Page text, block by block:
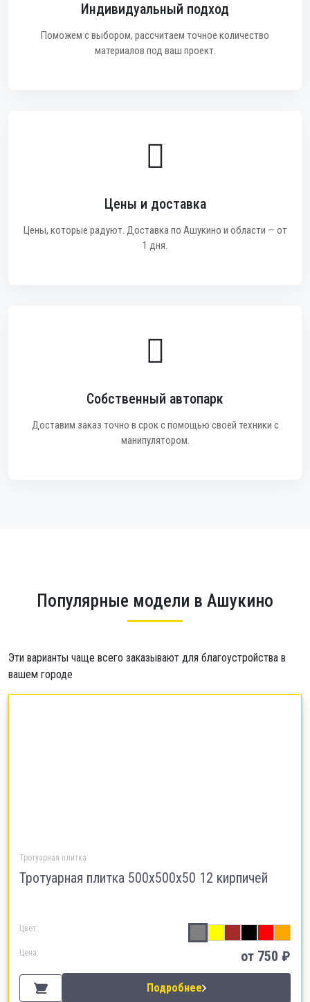
Индивидуальный подход
Поможем с выбором, рассчитаем точное количество
материалов под ваш проект.
Цены и доставка
Цены, которые радуют. Доставка по Ашукино и области — от
1 дня.
Собственный автопарк
Доставим заказ точно в срок с помощью своей техники с
манипулятором.
Популярные модели в Ашукино
Эти варианты чаще всего заказывают для благоустройства в
вашем городе
Тротуарная плитка
Тротуарная плитка 500х500х50 12 кирпичей
Цвет:
Цена: от 750 ₽
Подробнее